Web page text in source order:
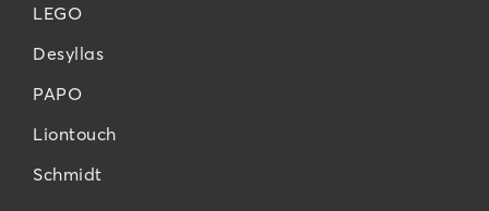
LEGO
Desyllas
PAPO
Liontouch
Schmidt